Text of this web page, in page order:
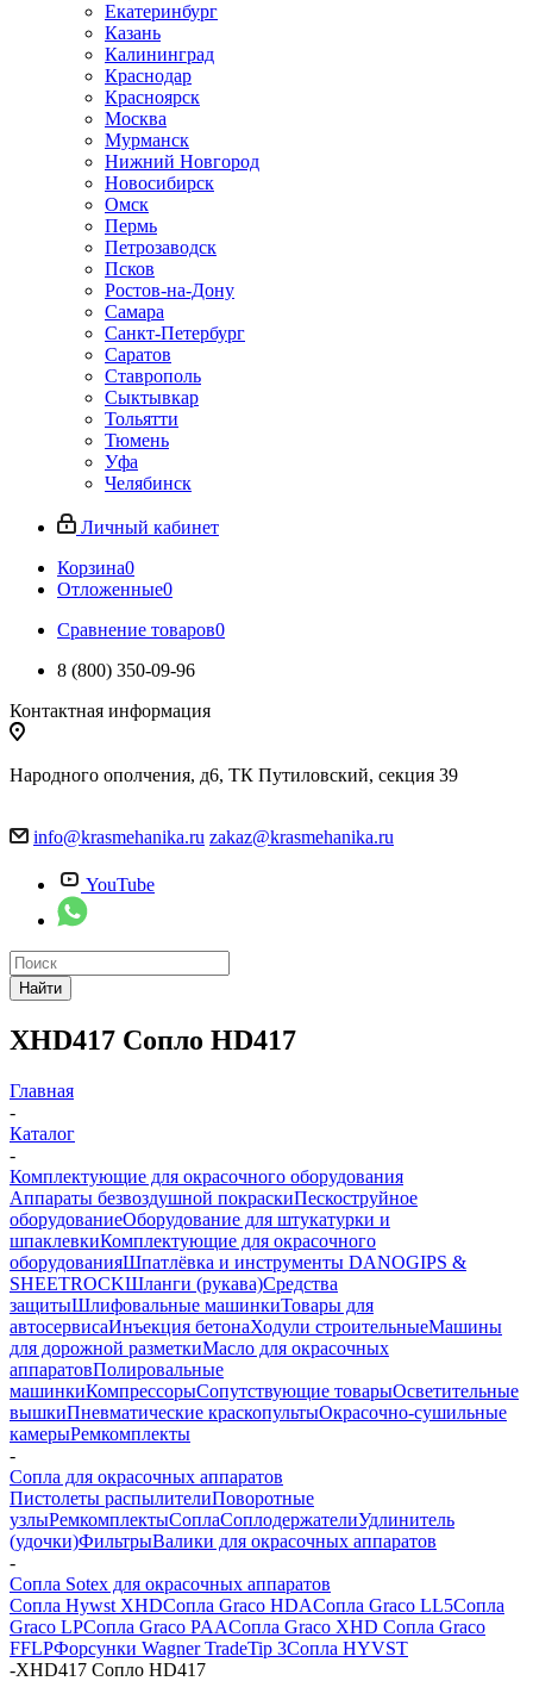
Екатеринбург
Казань
Калининград
Краснодар
Красноярск
Москва
Мурманск
Нижний Новгород
Новосибирск
Омск
Пермь
Петрозаводск
Псков
Ростов-на-Дону
Самара
Санкт-Петербург
Саратов
Ставрополь
Сыктывкар
Тольятти
Тюмень
Уфа
Челябинск
Личный кабинет
Корзина0
Отложенные0
Сравнение товаров0
8 (800) 350-09-96
Контактная информация
Народного ополчения, д6, ТК Путиловский, секция 39
info@krasmehanika.ru zakaz@krasmehanika.ru
YouTube
Найти
XHD417 Сопло HD417
Главная
-
Каталог
-
Комплектующие для окрасочного оборудования
Аппараты безвоздушной покраскиПескоструйное
оборудованиеОборудование для штукатурки и
шпаклевкиКомплектующие для окрасочного
оборудованияШпатлёвка и инструменты DANOGIPS &
SHEETROCKШланги (рукава)Средства
защитыШлифовальные машинкиТовары для
автосервисаИнъекция бетонаХодули строительныеМашины
для дорожной разметкиМасло для окрасочных
аппаратовПолировальные
машинкиКомпрессорыСопутствующие товарыОсветительные
вышкиПневматические краскопультыОкрасочно-сушильные
камерыРемкомплекты
-
Сопла для окрасочных аппаратов
Пистолеты распылителиПоворотные
узлыРемкомплектыСоплаСоплодержателиУдлинитель
(удочки)ФильтрыВалики для окрасочных аппаратов
-
Сопла Sotex для окрасочных аппаратов
Сопла Hywst XHDСопла Graco HDAСопла Graco LL5Сопла
Graco LPСопла Graco PAAСопла Graco XHD Сопла Graco
FFLPФорсунки Wagner TradeTip 3Сопла HYVST
-XHD417 Сопло HD417